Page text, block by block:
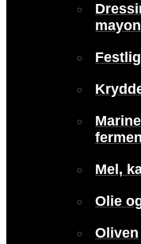
Mel,
Olie
Oliven